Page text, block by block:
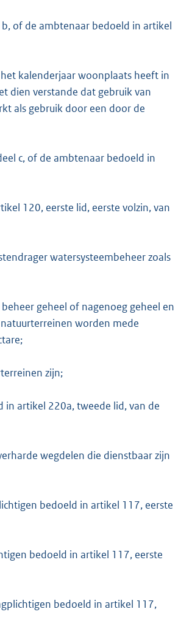
of de ambtenaar bedoeld in artikel
kalenderjaar woonplaats heeft in
dien verstande dat gebruik van
als gebruik door een door de
c, of de ambtenaar bedoeld in
120, eerste lid, eerste volzin, van
watersysteembeheer zoals
geheel of nagenoeg geheel en
worden mede
zijn;
in artikel 220a, tweede lid, van de
wegdelen die dienstbaar zijn
bedoeld in artikel 117, eerste
bedoeld in artikel 117, eerste
bedoeld in artikel 117,